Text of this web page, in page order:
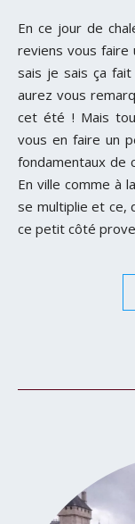
En ce jour de chaleur intense, bah oui j’ai trop chaud…, je
reviens vous
sais je sais ça
aurez vous
cet été ! Mais
vous en faire un
fondamentaux de
En ville comme à
se multiplie et ce,
ce petit côté